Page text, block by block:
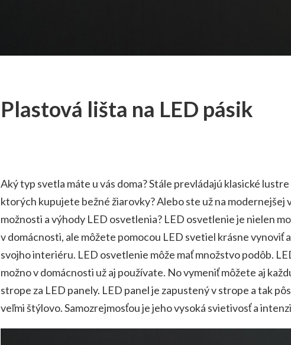
Plastová lišta na LED pásik
Aký typ svetla máte u vás doma? Stále prevládajú klasické lustre
ktorých kupujete bežné žiarovky? Alebo ste už na modernejšej
možnosti a výhody LED osvetlenia? LED osvetlenie je nielen
v domácnosti, ale môžete pomocou LED svetiel krásne vynoviť
svojho interiéru. LED osvetlenie môže mať množstvo podôb.
možno v domácnosti už aj používate. No vymeniť môžete aj
strope za LED panely. LED panel je zapustený v strope a tak
veľmi štýlovo. Samozrejmosťou je jeho vysoká svietivosť a